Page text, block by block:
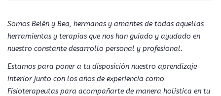
Somos Belén y Bea, hermanas y amantes de todas aquellas
herramientas y terapias que nos han guiado y ayudado en
nuestro constante desarrollo personal y profesional.
Estamos para poner a tu disposición nuestro aprendizaje
interior junto con los años de experiencia como
Fisioterapeutas para acompañarte de manera holística en tu